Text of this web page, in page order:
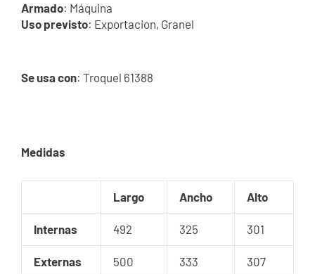
Armado: Máquina
Uso previsto: Exportacion, Granel
Se usa con: Troquel 61388
Medidas
Largo Ancho Alto
Internas 492 325 301
Externas 500 333 307